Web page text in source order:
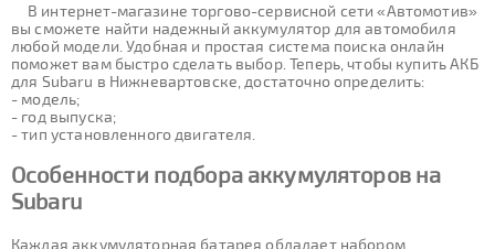
В интернет-магазине торгово-сервисной сети «Автомотив»
вы сможете найти надежный аккумулятор для автомобиля
любой модели. Удобная и простая система поиска онлайн
поможет вам быстро сделать выбор. Теперь, чтобы купить АКБ
для Subaru в Нижневартовске, достаточно определить:
- модель;
- год выпуска;
- тип установленного двигателя.
Особенности подбора аккумуляторов на
Subaru
Каждая аккумуляторная батарея обладает набором